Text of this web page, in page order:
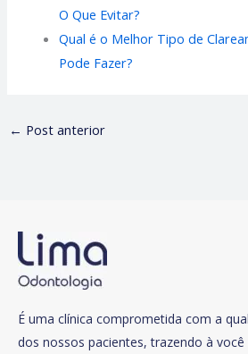
O Que Evitar?
Qual é o Melhor Tipo de
Pode Fazer?
← Post anterior
É uma clínica comprometida com a
dos nossos pacientes, trazendo à